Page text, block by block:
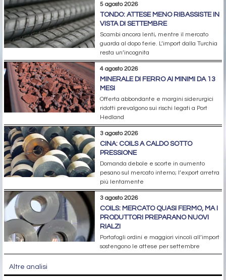
5 agosto 2026
TONDO: ATTESE MENO RIBASSISTE IN
VISTA DI SETTEMBRE
Scambi ancora lenti, mentre il mercato
guarda al dopo ferie. L’import dalla Turchia
resta un’incognita
4 agosto 2026
MINERALE DI FERRO AI MINIMI DA 13
MESI
Offerta abbondante e margini siderurgici
ridotti prevalgono sui rischi legati a Port
Hedland
3 agosto 2026
CINA: COILS A CALDO SOTTO
PRESSIONE
Domanda debole e scorte in aumento
pesano sul mercato interno; l’export arretra
più lentamente
3 agosto 2026
COILS: MERCATO QUASI FERMO, MA I
PRODUTTORI PREPARANO NUOVI
RIALZI
Portafogli ordini e maggiori vincoli all’import
sostengono le attese per settembre
Altre analisi